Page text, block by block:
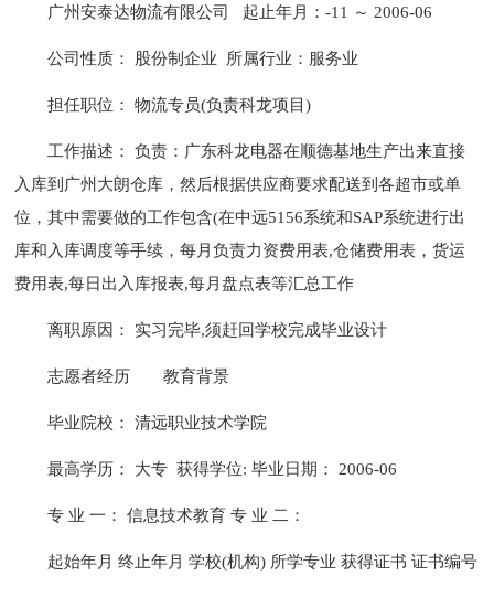
广州安泰达物流有限公司 起止年月：-11 ～ 2006-06
公司性质： 股份制企业 所属行业：服务业
担任职位： 物流专员(负责科龙项目)
工作描述： 负责：广东科龙电器在顺德基地生产出来直接
入库到广州大朗仓库，然后根据供应商要求配送到各超市或单
位，其中需要做的工作包含(在中远5156系统和SAP系统进行出
库和入库调度等手续，每月负责力资费用表,仓储费用表，货运
费用表,每日出入库报表,每月盘点表等汇总工作
离职原因： 实习完毕,须赶回学校完成毕业设计
志愿者经历 教育背景
毕业院校： 清远职业技术学院
最高学历： 大专 获得学位: 毕业日期： 2006-06
专 业 一： 信息技术教育 专 业 二：
起始年月 终止年月 学校(机构) 所学专业 获得证书 证书编号